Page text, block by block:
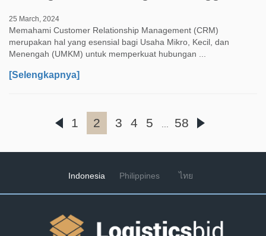
25 March, 2024
Memahami Customer Relationship Management (CRM)
merupakan hal yang esensial bagi Usaha Mikro, Kecil, dan
Menengah (UMKM) untuk memperkuat hubungan ...
[Selengkapnya]
1 2 3 4 5 58
Indonesia Philippines ไทย